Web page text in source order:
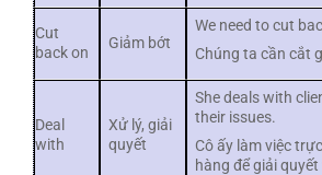
Cut
back on
Giảm bớt
We need to cut
Chúng ta cần cắt
Deal
with
Xử lý, giải
quyết
She deals with
their issues.
Cô ấy làm việc
hàng để giải